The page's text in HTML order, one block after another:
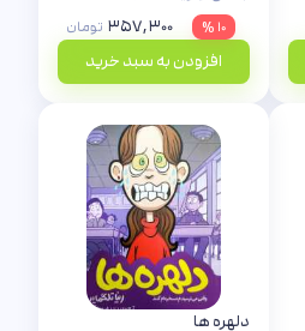
۱۰ %
۳۵۷,۳۰۰ تومان
افزودن به سبد خرید
دلهره ها